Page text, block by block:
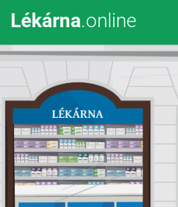
Lékárna.online